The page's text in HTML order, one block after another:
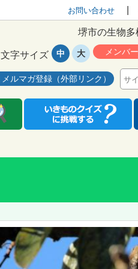
お問い合わせ
堺市の生物多
メルマガ登録（外部リンク）
メンバ
文字サイズ 中 大